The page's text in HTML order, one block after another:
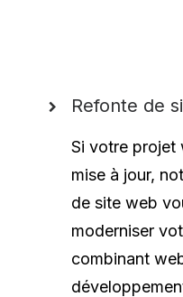
Refonte de
Si votre projet
mise à jour,
de site web
moderniser
combinant